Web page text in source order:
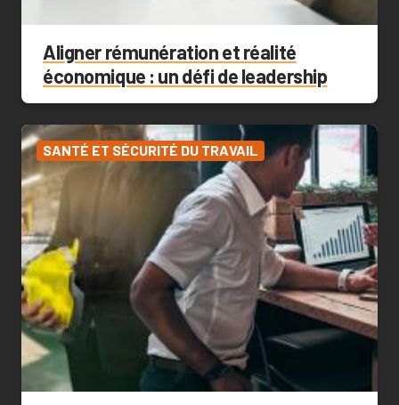
Aligner rémunération et réalité
économique : un défi de leadership
SANTÉ ET SÉCURITÉ DU TRAVAIL